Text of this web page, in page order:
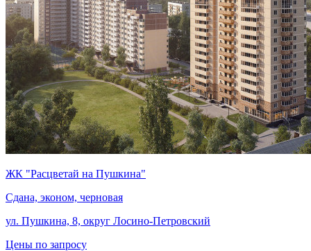
ЖК "Расцветай на Пушкина"
Сдана, эконом, черновая
ул. Пушкина, 8, округ Лосино-Петровский
Цены по запросу